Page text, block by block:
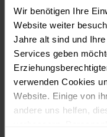
Wir benötigen Ihre
Website weiter
Jahre alt sind und
Services geben
verwenden Cookies
Website. Einige von
andere uns helfen,
Weitere Termine
Datum
Beginn: 16.03.2027
Ende: 18.03.2027
Lernsetting &